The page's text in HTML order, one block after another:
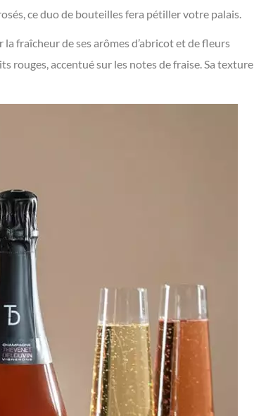
ce duo de bouteilles fera pétiller votre palais.
la fraîcheur de ses arômes d’abricot et de fleurs
rouges, accentué sur les notes de fraise. Sa texture